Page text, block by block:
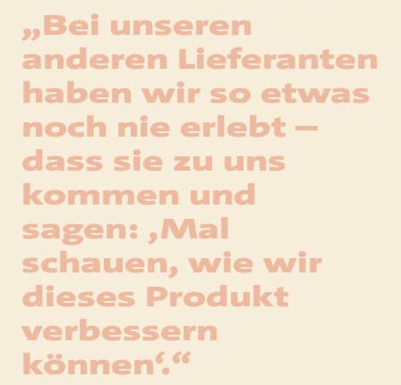
„Bei unseren
anderen Lieferanten
haben wir so etwas
noch nie erlebt –
dass sie zu uns
kommen und
sagen: ‚Mal
schauen, wie wir
dieses Produkt
verbessern
können‘.“